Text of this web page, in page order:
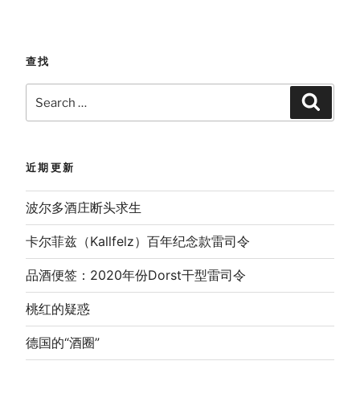
查找
for:
近期更新
波尔多酒庄断头求生
卡尔菲兹（Kallfelz）百年纪念款雷司令
品酒便签：2020年份Dorst干型雷司令
桃红的疑惑
德国的“酒圈”